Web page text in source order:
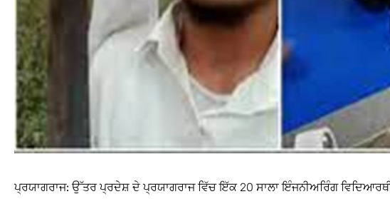
ਪ੍ਰਯਾਗਰਾਜ: ਉੱਤਰ ਪ੍ਰਦੇਸ਼ ਦੇ ਪ੍ਰਯਾਗਰਾਜ ਵਿੱਚ ਇੱਕ 20 ਸਾਲਾ ਇੰਜਨੀਅਰਿੰਗ